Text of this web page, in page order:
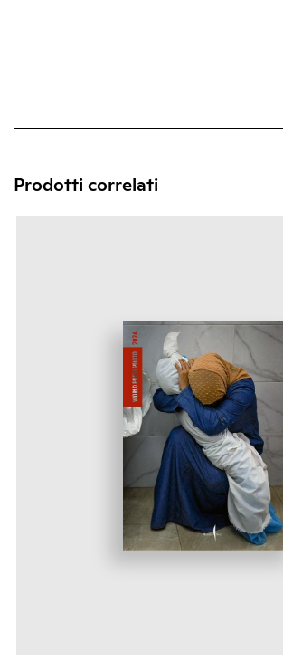
Prodotti correlati